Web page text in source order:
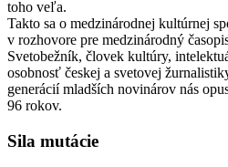
toho veľa.
Takto sa o medzinárodnej kultúrnej
v rozhovore pre medzinárodný
Svetobežník, človek kultúry,
osobnosť českej a svetovej
generácií mladších novinárov nás
96 rokov.
Sila mutácie